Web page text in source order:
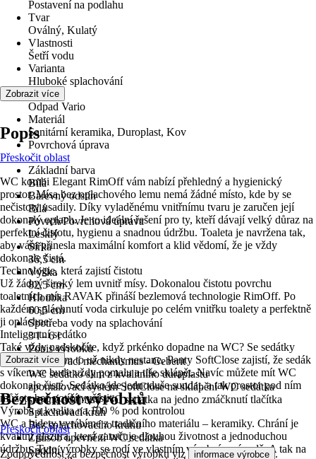
Postavení na podlahu
Tvar
Oválný, Kulatý
Vlastnosti
Šetří vodu
Varianta
Hluboké splachování
Odpad
Odpad Vario
Materiál
Sanitární keramika, Duroplast, Kov
Povrchová úprava
-
Základní barva
Bílá
Barevný odstín
Bílá
Povrch/Povrchová úprava
Lesklý
Šířka
36,5 cm
Výška
82,5 cm
Hloubka
60,5 cm
Spotřeba vody na splachování
3 l - 6 l
Popis výrobku
splachovací mechanismus - Geberit
WC sedátko slim z kvalitního duraplastu
zpomalovací systém SoftClose na sklápění WC sedátka
snadné odejmutí WC sedátka na jedno zmáčknutí tlačítka
Splachovací kruh
Bez splachovacího kruhu
Způsob upevnění WC sedátka
Spodní
Zobrazit více
Popis
Přeskočit oblast
WC kombi Elegant RimOff vám nabízí přehledný a hygienický
prostor. Mísa bez oplachového lemu nemá žádné místo, kde by se
nečistoty usadily. Díky vyladěnému vnitřnímu tvaru je zaručen její
dokonalý oplach. Je to ideální řešení pro ty, kteří dávají velký důraz na
perfektní čistotu, hygienu a snadnou údržbu. Toaleta je navržena tak,
aby vám přinesla maximální komfort a klid vědomí, že je vždy
dokonale čistá.
Technologie, která zajistí čistotu
Už žádný široký lem uvnitř mísy. Dokonalou čistotu povrchu
toaletních mís RAVAK přináší bezlemová technologie RimOff. Po
každém spláchnutí voda cirkuluje po celém vnitřku toalety a perfektně
ji opláchne.
Inteligentní sedátko
Také vždy nadskočíte, když prkénko dopadne na WC? Se sedátky
RAVAK se vám to už nikdy nestane. Panty SoftClose zajistí, že sedák
s víkem se bude vždy pomalu a tiše sklápět. Navíc můžete mít WC
dokonale čisté. Sedátko jde jednoduše sundat, a tak prostor pod ním
můžete bez potíží vyčistit.
Výroba a kvalita na 100 % pod kontrolou
WC a bidety vyrábíme z tradičního materiálu – keramiky. Chrání je
kvalitní glazura, která zaručuje dlouhou životnost a jednoduchou
údržbu. Tyto výrobky se rodí ve vlastním výrobním závodě. A tak na
Zobrazit více
Bezpečnost výrobků
Přeskočit oblast
Zodpovědnost za bezpečnost výrobku viz informace výrobce .